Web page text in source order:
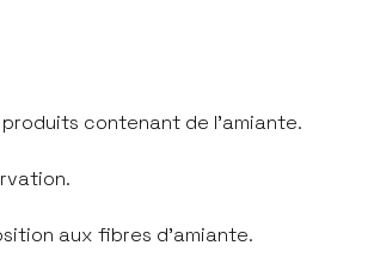
contenant de l'amiante.
aux fibres d'amiante.